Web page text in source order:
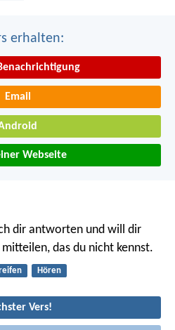
erhalten:
Email
Webseite
dir antworten und will dir
das du nicht kennst.
Hören
Vers!